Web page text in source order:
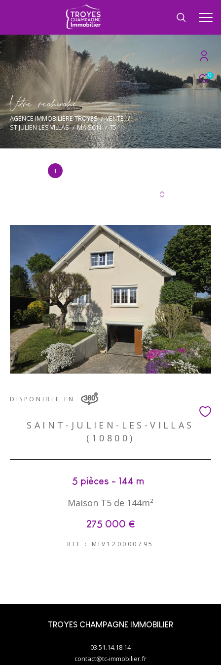
0
Vore recece
AGENCE IMMOBILIÈRE TROYES
VENTE
ST JULIEN LES VILLAS
MAISON T5
1
DISPONIBLE EN
SAINT-JULIEN-LES-VILLAS
(10800)
5 pièces - 144 m²
Maison T5 de 144m²
275 000 €
REF : MIV120000795
TROYES CHAMPAGNE IMMOBILIER
03.51.14.18.14
contact@tc-immobilier.fr